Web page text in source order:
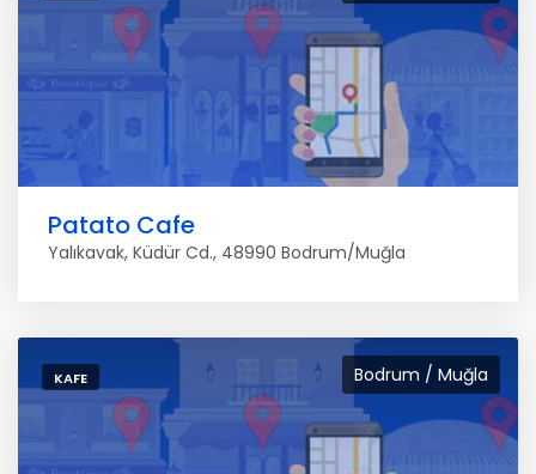
Patato Cafe
Yalıkavak, Küdür Cd., 48990 Bodrum/Muğla
Bodrum / Muğla
KAFE